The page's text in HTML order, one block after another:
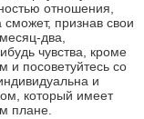
отношения,
признав свои
два,
чувства, кроме
и посоветуйтесь со
и
который имеет
плане.